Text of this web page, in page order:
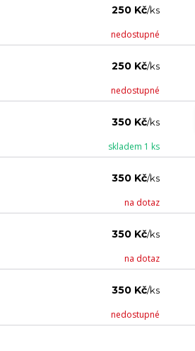
250 Kč/ks
nedostupné
250 Kč/ks
nedostupné
350 Kč/ks
skladem 1 ks
350 Kč/ks
na dotaz
350 Kč/ks
na dotaz
350 Kč/ks
nedostupné